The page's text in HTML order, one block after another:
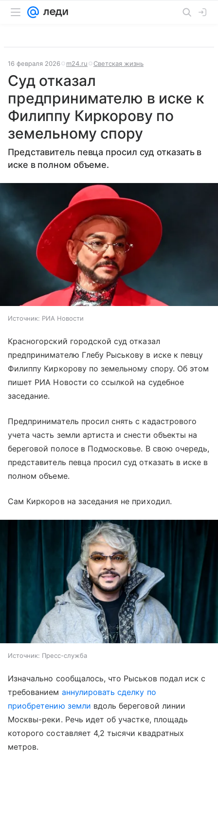
16 февраля 2026 m24.ru Светская жизнь
Суд отказал
предпринимателю в иске к
Филиппу Киркорову по
земельному спору
Представитель певца просил суд отказать в
иске в полном объеме.
Источник: РИА Новости
Красногорский городской суд отказал
предпринимателю Глебу Рыськову в иске к певцу
Филиппу Киркорову по земельному спору. Об этом
пишет РИА Новости со ссылкой на судебное
заседание.
Предприниматель просил снять с кадастрового
учета часть земли артиста и снести объекты на
береговой полосе в Подмосковье. В свою очередь,
представитель певца просил суд отказать в иске в
полном объеме.
Сам Киркоров на заседания не приходил.
Источник: Пресс-служба
Изначально сообщалось, что Рыськов подал иск с
требованием аннулировать сделку по
приобретению земли вдоль береговой линии
Москвы-реки. Речь идет об участке, площадь
которого составляет 4,2 тысячи квадратных
метров.